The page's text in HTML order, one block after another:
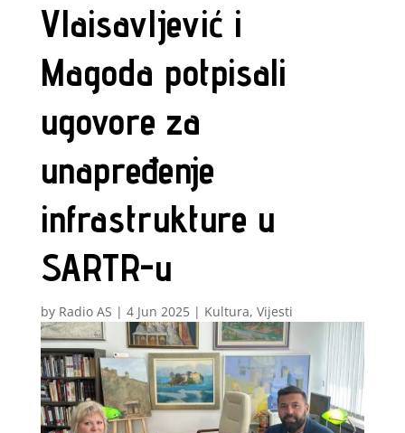
Vlaisavljević i
Magoda potpisali
ugovore za
unapređenje
infrastrukture u
SARTR-u
by Radio AS | 4 Jun 2025| Kultura, Vijesti